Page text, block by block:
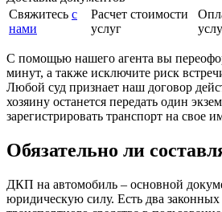
Свяжитесь с
нами
Расчет стоимости
услуг
С помощью нашего агента вы
минут, а также исключите риск
Любой суд признает наш договор
хозяину останется передать один
зарегистрировать транспорт на свое
Обязательно ли
ДКП на автомобиль – основной
юридическую силу. Есть два законных